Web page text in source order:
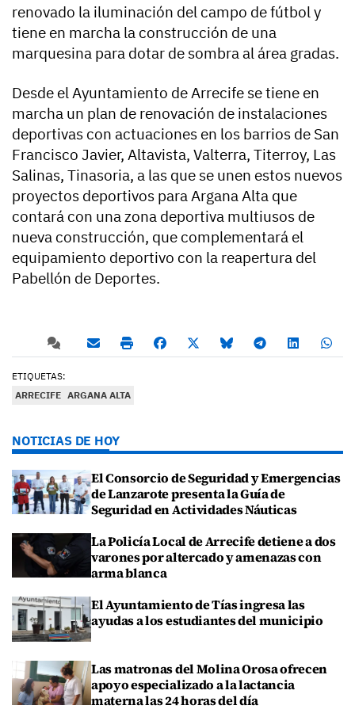
renovado la iluminación del campo de fútbol y
tiene en marcha la construcción de una
marquesina para dotar de sombra al área gradas.
Desde el Ayuntamiento de Arrecife se tiene en
marcha un plan de renovación de instalaciones
deportivas con actuaciones en los barrios de San
Francisco Javier, Altavista, Valterra, Titerroy, Las
Salinas, Tinasoria, a las que se unen estos nuevos
proyectos deportivos para Argana Alta que
contará con una zona deportiva multiusos de
nueva construcción, que complementará el
equipamiento deportivo con la reapertura del
Pabellón de Deportes.
ETIQUETAS:
ARRECIFE ARGANA ALTA
NOTICIAS DE HOY
El Consorcio de Seguridad y Emergencias
de Lanzarote presenta la Guía de
Seguridad en Actividades Náuticas
La Policía Local de Arrecife detiene a dos
varones por altercado y amenazas con
arma blanca
El Ayuntamiento de Tías ingresa las
ayudas a los estudiantes del municipio
Las matronas del Molina Orosa ofrecen
apoyo especializado a la lactancia
materna las 24 horas del día